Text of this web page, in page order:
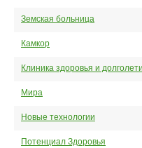
Земская больница
Камкор
Клиника здоровья и
Мира
Новые технологии
Потенциал Здоровья